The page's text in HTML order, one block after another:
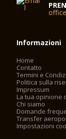
Informazioni
Home
Contatto
Termini e
Politica sulla
Impressum
La tua opinione
Chi siamo
Domande
Transfer
Impostazioni